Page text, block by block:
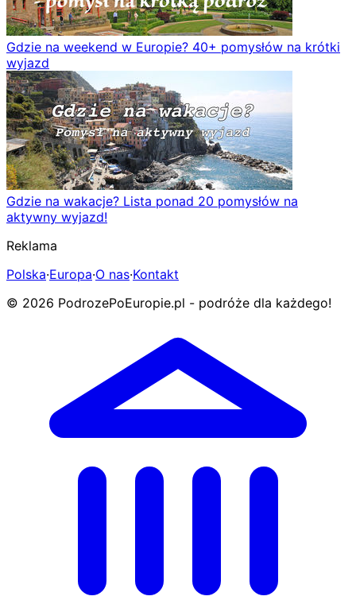
Gdzie na weekend w Europie? 40+ pomysłów na krótki
wyjazd
Gdzie na wakacje? Lista ponad 20 pomysłów na
aktywny wyjazd!
Reklama
Polska·Europa·O nas·Kontakt
© 2026 PodrozePoEuropie.pl - podróże dla każdego!